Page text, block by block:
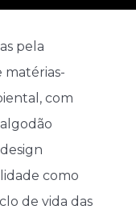
pela
matérias-
com
como
de vida das